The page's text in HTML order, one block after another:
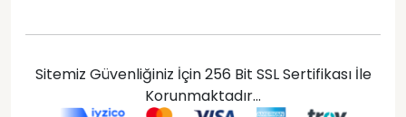
Sitemiz Güvenliğiniz İçin 256 Bit SSL Sertifikası İle
Korunmaktadır...